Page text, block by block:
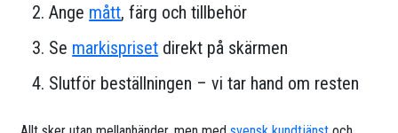
Ange mått, färg och tillbehör
Se markispriset direkt på skärmen
Slutför beställningen – vi tar hand om resten